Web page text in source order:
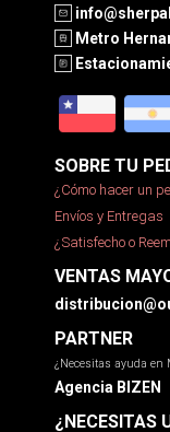
Metro
SOBRE TU
¿Cómo hacer un
Envíos y Entregas
¿Satisfecho o
VENTAS
PARTNER
¿Necesitas ayuda en
Agencia BIZEN
¿NECESITAS